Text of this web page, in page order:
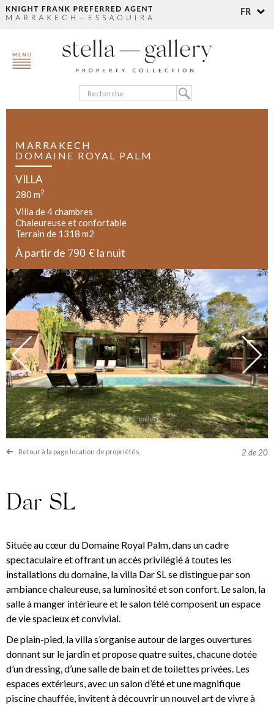
FR
MARRAKECH
DOMAINE ROYAL PALM
VILLA
280 m2
Villa de 4 chambres
Chaleureuse et confortable
Terrain de 1318 m2
À partir de 790 €la nuit
Retour à la page location de propriétés 2 de 20
Dar SL
Située au cœur du Domaine Royal Palm, dans un cadre
spectaculaire et offrant un accès privilégié à toutes les
installations du domaine, la villa Dar SL se distingue par son
ambiance chaleureuse, sa luminosité et son confort. Le salon, la
salle à manger intérieure et le salon télé composent un espace
de vie spacieux et convivial.
De plain-pied, la villa s’organise autour de larges ouvertures
donnant sur le jardin et propose quatre suites, chacune dotée
d’un dressing, d’une salle de bain et de toilettes privées. Les
espaces extérieurs, avec un salon d’été et une magnifique
piscine chauffée, invitent à découvrir un nouvel art de vivre à